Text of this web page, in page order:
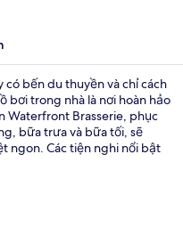
có bến du thuyền và chỉ cách
bơi trong nhà là nơi hoàn hảo
Waterfront Brasserie, phục
bữa trưa và bữa tối, sẽ
ngon. Các tiện nghi nổi bật
điểm là những điều được